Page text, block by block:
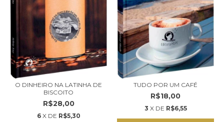
O DINHEIRO NA LATINHA DE
BISCOITO
R$28,00
6 X DE R$5,30
TUDO POR UM CAFÉ
R$18,00
3 X DE R$6,55